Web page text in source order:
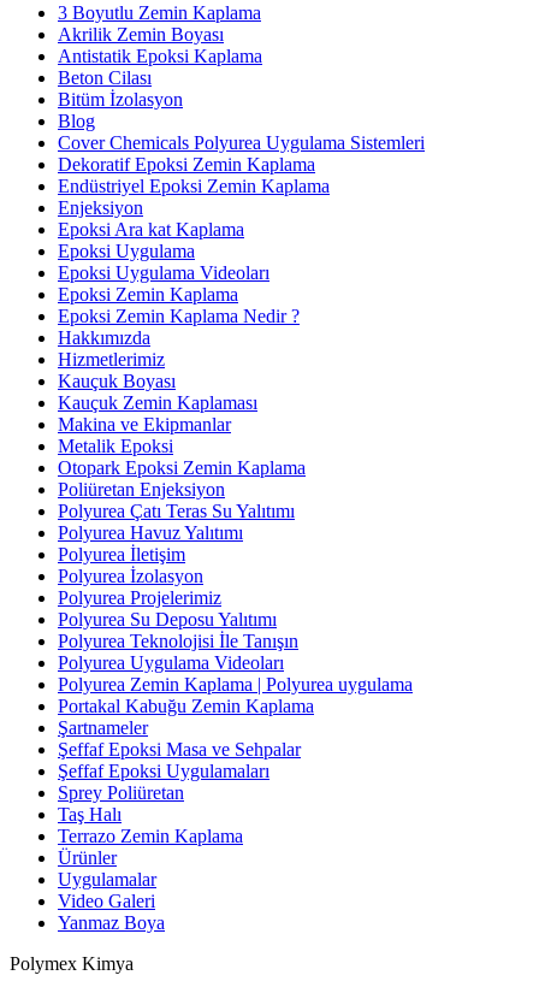
3 Boyutlu Zemin Kaplama
Akrilik Zemin Boyası
Antistatik Epoksi Kaplama
Beton Cilası
Bitüm İzolasyon
Blog
Cover Chemicals Polyurea Uygulama Sistemleri
Dekoratif Epoksi Zemin Kaplama
Endüstriyel Epoksi Zemin Kaplama
Enjeksiyon
Epoksi Ara kat Kaplama
Epoksi Uygulama
Epoksi Uygulama Videoları
Epoksi Zemin Kaplama
Epoksi Zemin Kaplama Nedir ?
Hakkımızda
Hizmetlerimiz
Kauçuk Boyası
Kauçuk Zemin Kaplaması
Makina ve Ekipmanlar
Metalik Epoksi
Otopark Epoksi Zemin Kaplama
Poliüretan Enjeksiyon
Polyurea Çatı Teras Su Yalıtımı
Polyurea Havuz Yalıtımı
Polyurea İletişim
Polyurea İzolasyon
Polyurea Projelerimiz
Polyurea Su Deposu Yalıtımı
Polyurea Teknolojisi İle Tanışın
Polyurea Uygulama Videoları
Polyurea Zemin Kaplama | Polyurea uygulama
Portakal Kabuğu Zemin Kaplama
Şartnameler
Şeffaf Epoksi Masa ve Sehpalar
Şeffaf Epoksi Uygulamaları
Sprey Poliüretan
Taş Halı
Terrazo Zemin Kaplama
Ürünler
Uygulamalar
Video Galeri
Yanmaz Boya
Polymex Kimya